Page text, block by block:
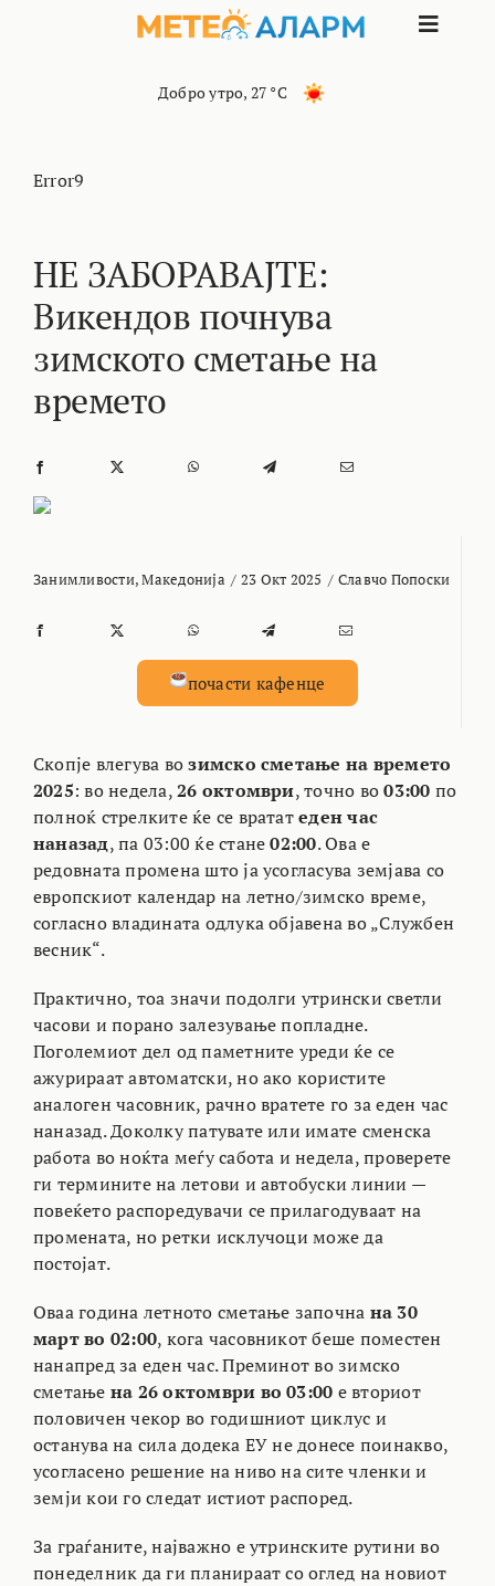
Toggle
ИНТЕРЕСНО
КОНТАКТ
Добро утро, 27 °C
Error9
НЕ ЗАБОРАВАЈТЕ:
Викендов почнува
зимското сметање на
времето
Занимливости,Македонија / 23 Окт 2025 / Славчо Попоски
почасти кафенце
Скопје влегува возимско сметање на времето
2025: во недела,26 октомври, точно во03:00 по
полноќ стрелките ќе се врататеден час
наназад, па 03:00 ќе стане02:00. Ова е
редовната промена што ја усогласува земјава со
европскиот календар на летно/зимско време,
согласно владината одлука објавена во „Службен
весник“.
Практично, тоа значи подолги утрински светли
часови и порано залезување попладне.
Поголемиот дел од паметните уреди ќе се
ажурираат автоматски, но ако користите
аналоген часовник, рачно вратете го за еден час
наназад. Доколку патувате или имате сменска
работа во ноќта меѓу сабота и недела, проверете
ги термините на летови и автобуски линии —
повеќето распоредувачи се прилагодуваат на
промената, но ретки исклучоци може да
постојат.
Оваа година летното сметање започна на 30
март во 02:00, кога часовникот беше поместен
нанапред за еден час. Преминот во зимско
сметање на 26 октомври во 03:00 е вториот
половичен чекор во годишниот циклус и
останува на сила додека ЕУ не донесе поинакво,
усогласено решение на ниво на сите членки и
земји кои го следат истиот распоред.
За граѓаните, најважно е утринските рутини во
понеделник да ги планираат со оглед на новиот